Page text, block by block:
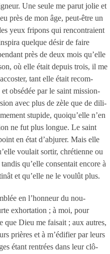
Une seule me parut jolie et
près de mon âge, peut-être un
yeux fripons qui rencontraient
quelque désir de faire
près de deux mois qu’elle
où elle était depuis trois, il me
tant elle était recom-
obsédée par le saint mission-
avec plus de zèle que de dili-
stupide, quoiqu’elle n’en
ne fut plus longue. Le saint
en état d’abjurer. Mais elle
voulait sortir, chrétienne ou
qu’elle consentait encore à
et qu’elle ne le voulût plus.
en l’honneur du nou-
exhortation ; à moi, pour
que Dieu me faisait ; aux autres,
prières et à m’édifier par leurs
étant rentrées dans leur clô-